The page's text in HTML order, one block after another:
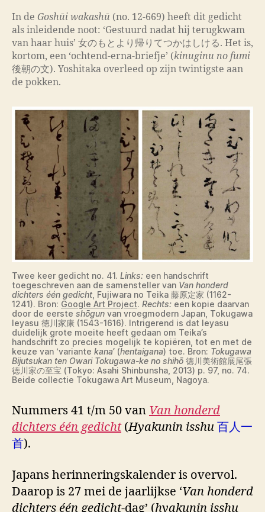
In de Goshūi wakashū (no. 12-669) heeft dit gedicht
als inleidende noot: ‘Gestuurd nadat hij terugkwam
van haar huis’ 女のもとより帰りてつかはしける. Het is,
kortom, een ‘ochtend-erna-briefje’ (kinuginu no fumi
後朝の文). Yoshitaka overleed op zijn twintigste aan
de pokken.
Twee keer gedicht no. 41. Links: een handschrift
toegeschreven aan de samensteller van Van honderd
dichters één gedicht , Fujiwara no Teika 藤原定家 (1162-
1241). Bron: Google Art Project. Rechts: een kopie daarvan
door de eerste shōgun van vroegmodern Japan, Tokugawa
Ieyasu 徳川家康 (1543-1616). Intrigerend is dat Ieyasu
duidelijk grote moeite heeft gedaan om Teika’s
handschrift zo precies mogelijk te kopiëren, tot en met de
keuze van ‘variante kana’ (hentaigana) toe. Bron: Tokugawa
Bijutsukan ten Owari Tokugawa-ke no shihō 徳川美術館展尾張
徳川家の至宝 (Tokyo: Asahi Shinbunsha, 2013) p. 97, no. 74.
Beide collectie Tokugawa Art Museum, Nagoya.
Nummers 41 t/m 50 van Van honderd
dichters één gedicht(Hyakunin isshu 百人一
首).
Japans herinneringskalender is overvol.
Daarop is 27 mei de jaarlijkse ‘Van honderd
dichters één gedicht-dag’ (hyakunin isshu